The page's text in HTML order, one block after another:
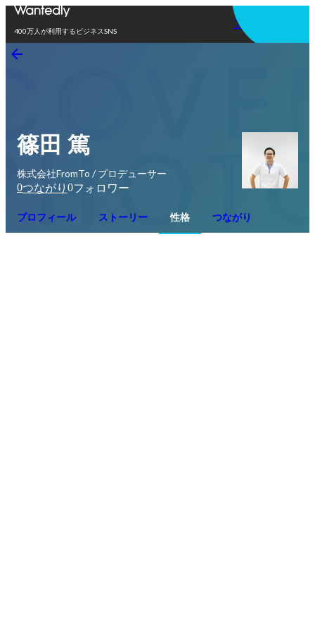
400万人が利用するビジネスSNS
アプリを使う
篠田 篤
株式会社FromTo / プロデューサー
0つながり 0フォロワー
プロフィール ストーリー 性格 つながり